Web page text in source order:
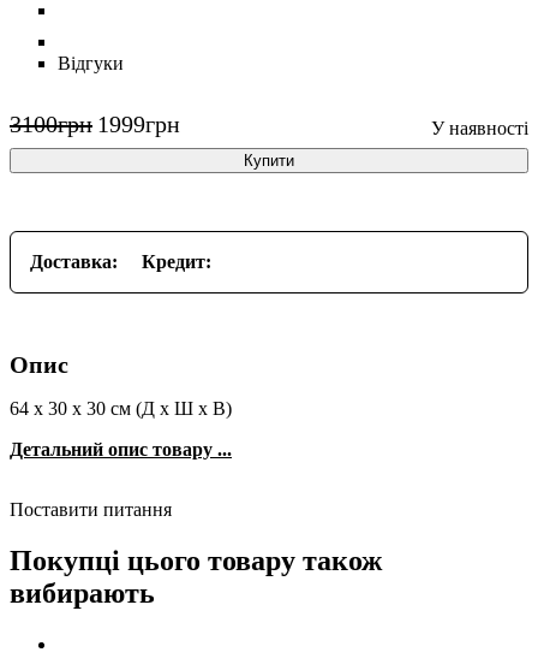
Відгуки
3100грн 1999грн
Купити
Доставка: Кредит:
Опис
64 x 30 x 30 см (Д х Ш х В)
Детальний опис товару ...
Поставити питання
Покупці цього товару також
вибирають